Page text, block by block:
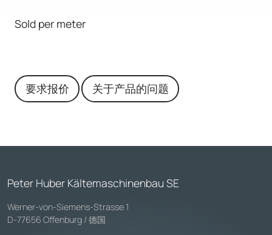
Sold per meter
要求报价 关于产品的问题
Peter Huber Kältemaschinenbau SE
Werner-von-Siemens-Strasse 1
D-77656 Offenburg / 德国